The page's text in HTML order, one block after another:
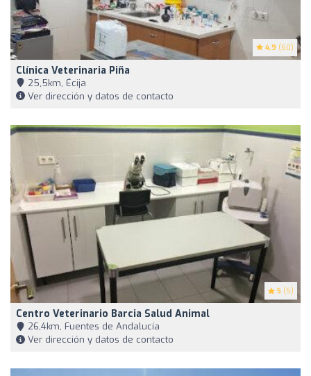
4.9 (60)
Clínica Veterinaria Piña
25,5km, Écija
Ver dirección y datos de contacto
5 (5)
Centro Veterinario Barcia Salud Animal
26,4km, Fuentes de Andalucía
Ver dirección y datos de contacto